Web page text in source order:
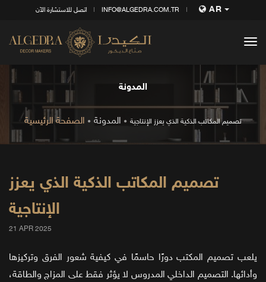
اتصل للاستشارة الآن INFO@ALGEDRA.COM.TR AR
المدونة
الصفحة الرئيسية المدونة تصميم المكاتب الذكية الذي يعزز الإنتاجية
تصميم المكاتب الذكية الذي يعزز
الإنتاجية
21 APR 2025
يلعب تصميم المكتب دورًا حاسمًا في كيفية شعور الفرق وتركيزها
وأدائها. التصميم الداخلي المدروس لا يؤثر فقط على المزاج والطاقة،